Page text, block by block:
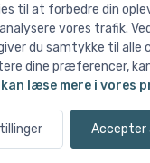
til at forbedre din
vores trafik.
du samtykke til alle
dine præferencer,
kan læse mere i vores
Accepter